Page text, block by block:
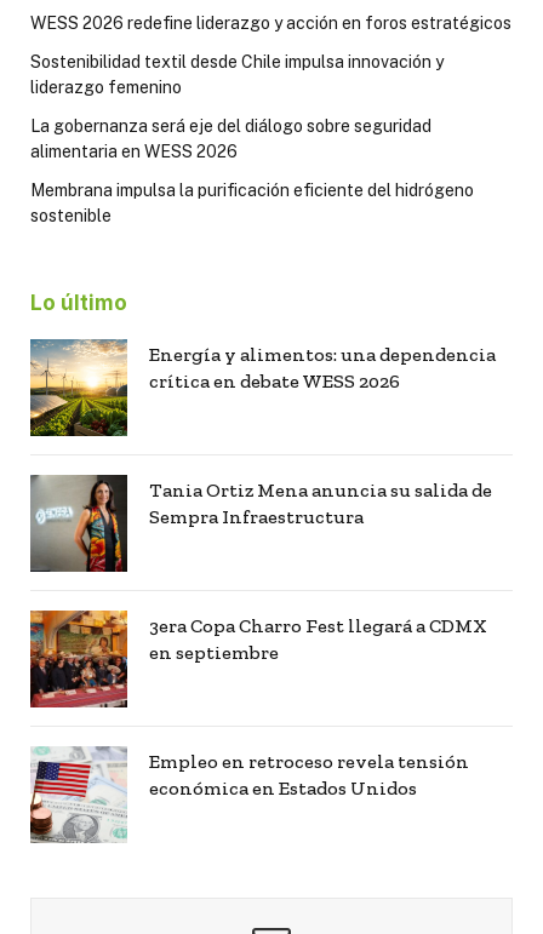
WESS 2026 redefine liderazgo y acción en foros estratégicos
Sostenibilidad textil desde Chile impulsa innovación y
liderazgo femenino
La gobernanza será eje del diálogo sobre seguridad
alimentaria en WESS 2026
Membrana impulsa la purificación eficiente del hidrógeno
sostenible
Lo último
Energía y alimentos: una dependencia
crítica en debate WESS 2026
Tania Ortiz Mena anuncia su salida de
Sempra Infraestructura
3era Copa Charro Fest llegará a CDMX
en septiembre
Empleo en retroceso revela tensión
económica en Estados Unidos